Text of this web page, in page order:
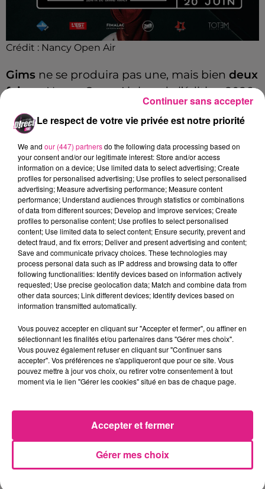
Crédit : Nancy Open Air
Gims ne se produira pas une, mais bien deux
foisau Nancy Open Air lors de l’édition 2026.
On savait déjà que le chanteur serait en
concert en Meurthe-et-Moselle lesamedi 20
juin prochain
. Devant le succès de cette
première date, les équipes du festival ont
décidé d’en ajouter une seconde,
programmée levendredi 19 juin 2026.
Deux soirées de concert qui promettent une
ambiance exceptionnelle, ainsi qu’un record
de fréquentation.
La prévente aura lieuexclusivement sur le
sitewww.label-ln.fr, lejeudi 4 décembre à
partir de 10 h.
10 h.
FIL ACTUS
Metz : une distribution de lunette gratuite pour voir l’éclipse
5 août 2026
Casting de Woof : l'Euro-Métropole de Metz part à la recherche de...
4 août 2026
Le respect de votre vie privée est notre priorité
We and our (447) partnersdo the following data processing based on
your consent and/or our legitimate interest: Store and/or access
information on a device; Use limited data to select advertising; Create
profiles for personalised advertising; Use profiles to select personalised
advertising; Measure advertising performance; Measure content
performance; Understand audiences through statistics or combinations
of data from different sources; Develop and improve services; Create
profiles to personalise content; Use profiles to select personalised
content; Use limited data to select content; Ensure security, prevent and
detect fraud, and fix errors; Deliver and present advertising and content;
Save and communicate privacy choices. These technologies may
process personal data such as IP address and browsing data to offer
following functionalities: Identify devices based on information actively
requested; Use precise geolocation data; Match and combine data from
other data sources; Link different devices; Identify devices based on
information transmitted automatically.
Vous pouvez accepter en cliquant sur "Accepter et fermer", ou affiner en
sélectionnant les finalités et/ou partenaires dans "Gérer mes choix".
Vous pouvez également refuser en cliquant sur "Continuer sans
accepter". Vos préférences ne s'appliqueront que pour ce site. Vous
pouvez mettre à jour vos choix, ou retirer votre consentement à tout
moment via le lien "Gérer les cookies" situé en bas de chaque page.
Gérer mes choix
Accepter et fermer
Continuer sans accepter